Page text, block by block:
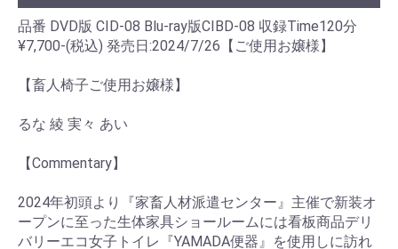
品番 DVD版 CID-08 Blu-ray版CIBD-08 収録Time120分
¥7,700-(税込) 発売日:2024/7/26【ご使用お嬢様】
【畜人椅子ご使用お嬢様】
るな 綾 実々 あい
【Commentary】
2024年初頭より『家畜人材派遣センター』主催で新装オ
ープンに至った生体家具ショールームには看板商品デリ
バリーエコ女子トイレ『YAMADA便器』を使用しに訪れ